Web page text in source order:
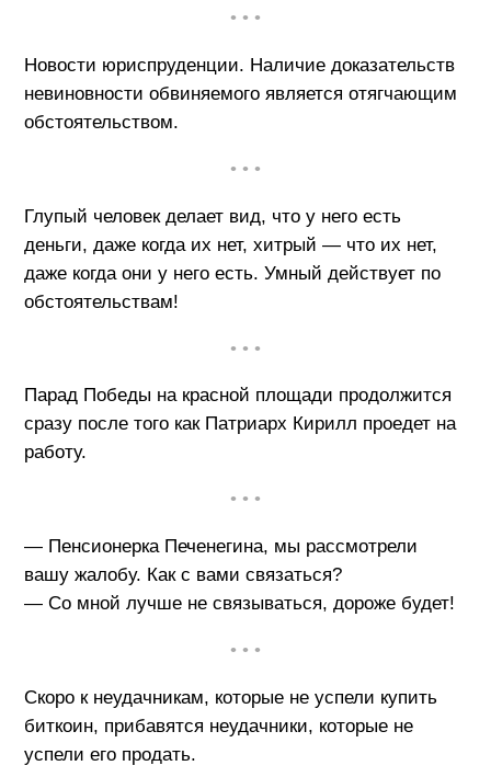
• • •
Новости юриспруденции. Наличие доказательств
невиновности обвиняемого является отягчающим
обстоятельством.
• • •
Глупый человек делает вид, что у него есть
деньги, даже когда их нет, хитрый — что их нет,
даже когда они у него есть. Умный действует по
обстоятельствам!
• • •
Парад Победы на красной площади продолжится
сразу после того как Патриарх Кирилл проедет на
работу.
• • •
— Пенсионерка Печенегина, мы рассмотрели
вашу жалобу. Как с вами связаться?
— Со мной лучше не связываться, дороже будет!
• • •
Скоро к неудачникам, которые не успели купить
биткоин, прибавятся неудачники, которые не
успели его продать.